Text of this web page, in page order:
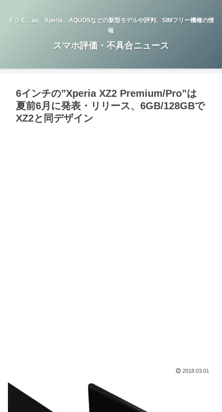
ドコモ、au、Xperia、AQUOSなどの新型モデルや評判、SIMフリー機種の情
報
スマホ評価・不具合ニュース
6インチの”Xperia XZ2 Premium/Pro”は
夏前6月に発表・リリース、6GB/128GBで
XZ2と同デザイン
2018.03.01